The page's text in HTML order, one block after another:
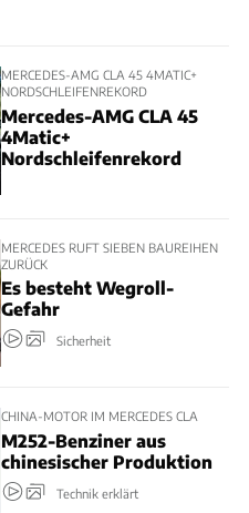
MERCEDES-AMG CLA 45 4MATIC+
NORDSCHLEIFENREKORD
Mercedes-AMG CLA 45
4Matic+
Nordschleifenrekord
MERCEDES RUFT SIEBEN BAUREIHEN
ZURÜCK
Es besteht Wegroll-
Gefahr
Sicherheit
CHINA-MOTOR IM MERCEDES CLA
M252-Benziner aus
chinesischer Produktion
Technik erklärt